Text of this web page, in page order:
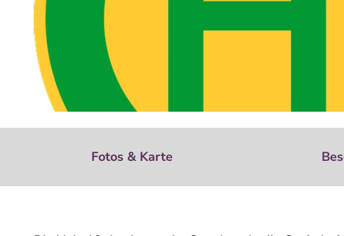
Fotos & Karte